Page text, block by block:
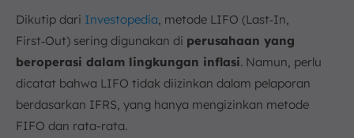
Dikutip dari Investopedia, metode LIFO (Last‑In,
First‑Out) sering digunakan di perusahaan yang
beroperasi dalam lingkungan inflasi. Namun, perlu
dicatat bahwa LIFO tidak diizinkan dalam pelaporan
berdasarkan IFRS, yang hanya mengizinkan metode
FIFO dan rata-rata.